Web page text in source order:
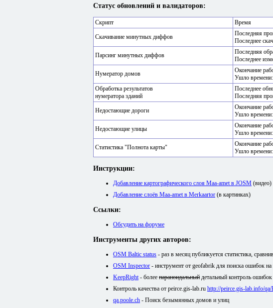
Статус обновлений и валидаторов:
Скрипт Время
Скачивание минутных диффов Последняя
Последнее
Парсинг минутных диффов Последняя
Последнее
Нумератор домов Окончание
Ушло времени:
Обработка результатов
нумератора зданий
Последнее
Последняя
Недостающие дороги Окончание
Ушло
Недостающие улицы Окончание
Ушло
Статистика "Полнота карты" Окончание
Ушло
Инструкции:
Добавление картографического слоя Maa-amet в JOSM (видео)
Добавление слоёв Maa-amet в Merkaartor (в картинках)
Ссылки:
Обсудить на форуме
Инструменты других авторов:
OSM Baltic status - раз в месяц публикуется статистика,
OSM Inspector - инструмент от geofabrik для поиска ошибок на
KeepRight- более параноидальный детальный контроль ошибок
Контроль качества от peirce.gis-lab.ru http://peirce.gis-lab.info/
qa.poole.ch - Поиск безымянных домов и улиц